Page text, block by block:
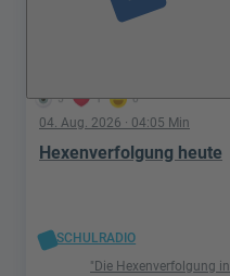
5 1 0
04. Aug. 2026 · 04:05 Min
Hexenverfolgung heute
SCHULRADIO
"Die Hexenverfolgung in